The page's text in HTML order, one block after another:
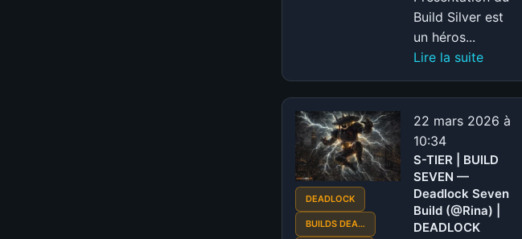
Build Silver est
un héros...
Lire la suite:
TIER
|
SILVER
Silver
DEADLOCK
BUILDS DEA…
22 mars 2026 à
10:34
S-TIER | BUILD
SEVEN —
Deadlock Seven
Build (@Rina) |
DEADLOCK